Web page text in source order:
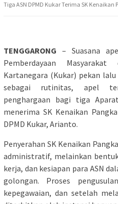
Tiga ASN DPMD Kukar Terima SK Kenaikan
TENGGARONG – Suasana
Pemberdayaan
Kartanegara (Kukar) pekan
sebagai rutinitas, apel
penghargaan bagi tiga
menerima SK Kenaikan
DPMD Kukar, Arianto.
Penyerahan SK Kenaikan
administratif, melainkan
kerja, dan kesiapan para ASN
golongan. Proses
kepegawaian, dan setelah